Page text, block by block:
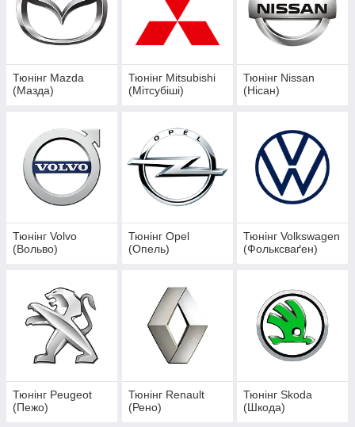
Тюнінг Mazda
(Мазда)
Тюнінг Mitsubishi
(Мітсубіші)
Тюнінг Nissan
(Нісан)
Тюнінг Volvo
(Вольво)
Тюнінг Opel
(Опель)
Тюнінг Volkswagen
(Фольксваґен)
Тюнінг Peugeot
(Пежо)
Тюнінг Renault
(Рено)
Тюнінг Skoda
(Шкода)